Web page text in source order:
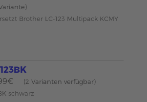
Brother LC-123 Multipack KCMY
(2 Varianten verfügbar)
schwarz